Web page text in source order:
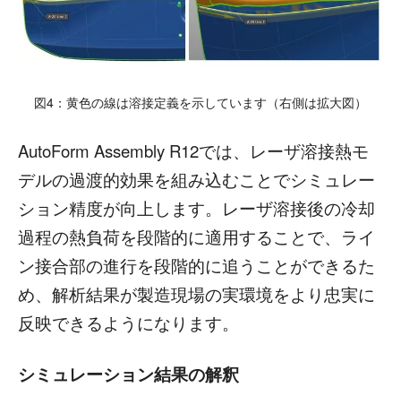
図4：黄色の線は溶接定義を示しています（右側は拡大図）
AutoForm Assembly R12では、レーザ溶接熱モ
デルの過渡的効果を組み込むことでシミュレー
ション精度が向上します。レーザ溶接後の冷却
過程の熱負荷を段階的に適用することで、ライ
ン接合部の進行を段階的に追うことができるた
め、解析結果が製造現場の実環境をより忠実に
反映できるようになります。
シミュレーション結果の解釈